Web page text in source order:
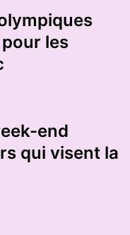
les
end
qui visent la